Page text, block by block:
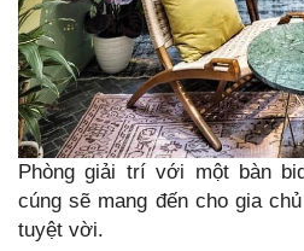
Phòng giải trí với một bàn
cúng sẽ mang đến cho gia
tuyệt vời.